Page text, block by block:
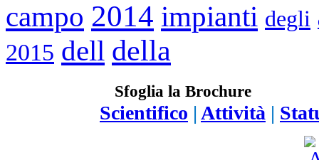
campo 2014 impianti degli
2015 dell della
Sfoglia la Brochure
Scientifico | Attività |